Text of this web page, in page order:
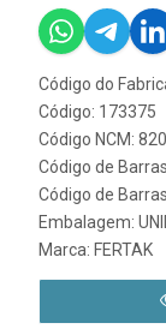
Código do
Código: 173375
Código NCM:
Código de
Código de
Embalagem:
Marca: FERTAK